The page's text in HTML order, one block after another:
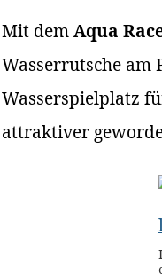
Mit demAqua
Wasserrutsche am
Wasserspielplatz
attraktiver